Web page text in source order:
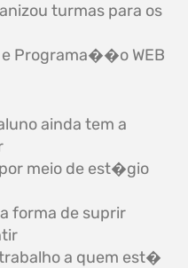
turmas para os
Programa��o WEB
ainda tem a
meio de est�gio
forma de suprir
a quem est�